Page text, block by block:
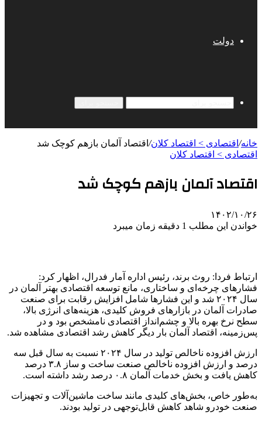
دولت
خانه/ اقتصادی > اقتصاد کلان/ اقتصاد آلمان بازهم کوچک شد
اقتصادی > اقتصاد کلان
اقتصاد آلمان بازهم کوچک شد
۱۴۰۲/۱۰/۲۶
خواندن این مطلب 1 دقیقه زمان میبرد
ارتباط فردا: روث برند، رئیس اداره آمار فدرال، اظهار کرد:
فشارهای چرخه‌ای و ساختاری، مانع توسعه اقتصادی بهتر آلمان در
سال ۲۰۲۴ شد و این فشارها شامل افزایش رقابت برای صنعت
صادرات آلمان در بازارهای فروش کلیدی، هزینه‌های انرژی بالا،
سطح نرخ بهره بالا و چشم‌انداز اقتصادی نامشخص بود و در
پس‌زمینه، اقتصاد آلمان بار دیگر کاهش رشد اقتصادی مشاهده شد.
ارزش افزوده ناخالص تولید در سال ۲۰۲۴ نسبت به سال قبل سه
درصد و ارزش افزوده ناخالص صنعت ساخت و ساز ۳.۸ درصد
کاهش یافت و بخش خدمات آلمان ۰.۸ درصد رشد داشته است.
به‌طور خاص، بخش‌های کلیدی مانند ساخت ماشین‌آلات و تجهیزات
صنعت خودرو شاهد کاهش قابل‌توجهی در تولید بودند.